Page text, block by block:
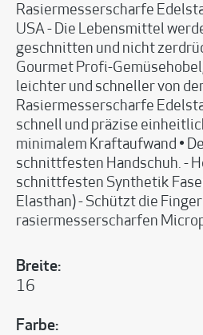
Rasiermesserscharfe
USA - Die Lebensmittel
geschnitten und nicht
Gourmet Profi-
leichter und schneller von
Rasiermesserscharfe
schnell und präzise
minimalem Kraftaufwand •
schnittfesten Handschuh. -
schnittfesten Synthetik
Elasthan) - Schützt die
rasiermesserscharfen
Breite:
16
Farbe: